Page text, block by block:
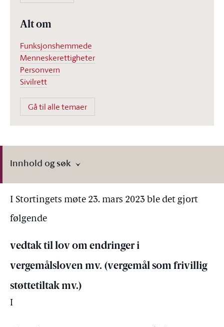
Alt om
Funksjonshemmede
Menneskerettigheter
Personvern
Sivilrett
Gå til alle temaer
Innhold og søk
I Stortingets møte 23. mars 2023 ble det gjort
følgende
vedtak til lov om endringer i
vergemålsloven mv. (vergemål som frivillig
støttetiltak mv.)
I